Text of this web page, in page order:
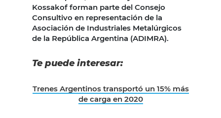
Kossakof forman parte del Consejo
Consultivo en representación de la
Asociación de Industriales Metalúrgicos
de la República Argentina (ADIMRA).
Te puede interesar:
Trenes Argentinos transportó un 15% más
de carga en 2020